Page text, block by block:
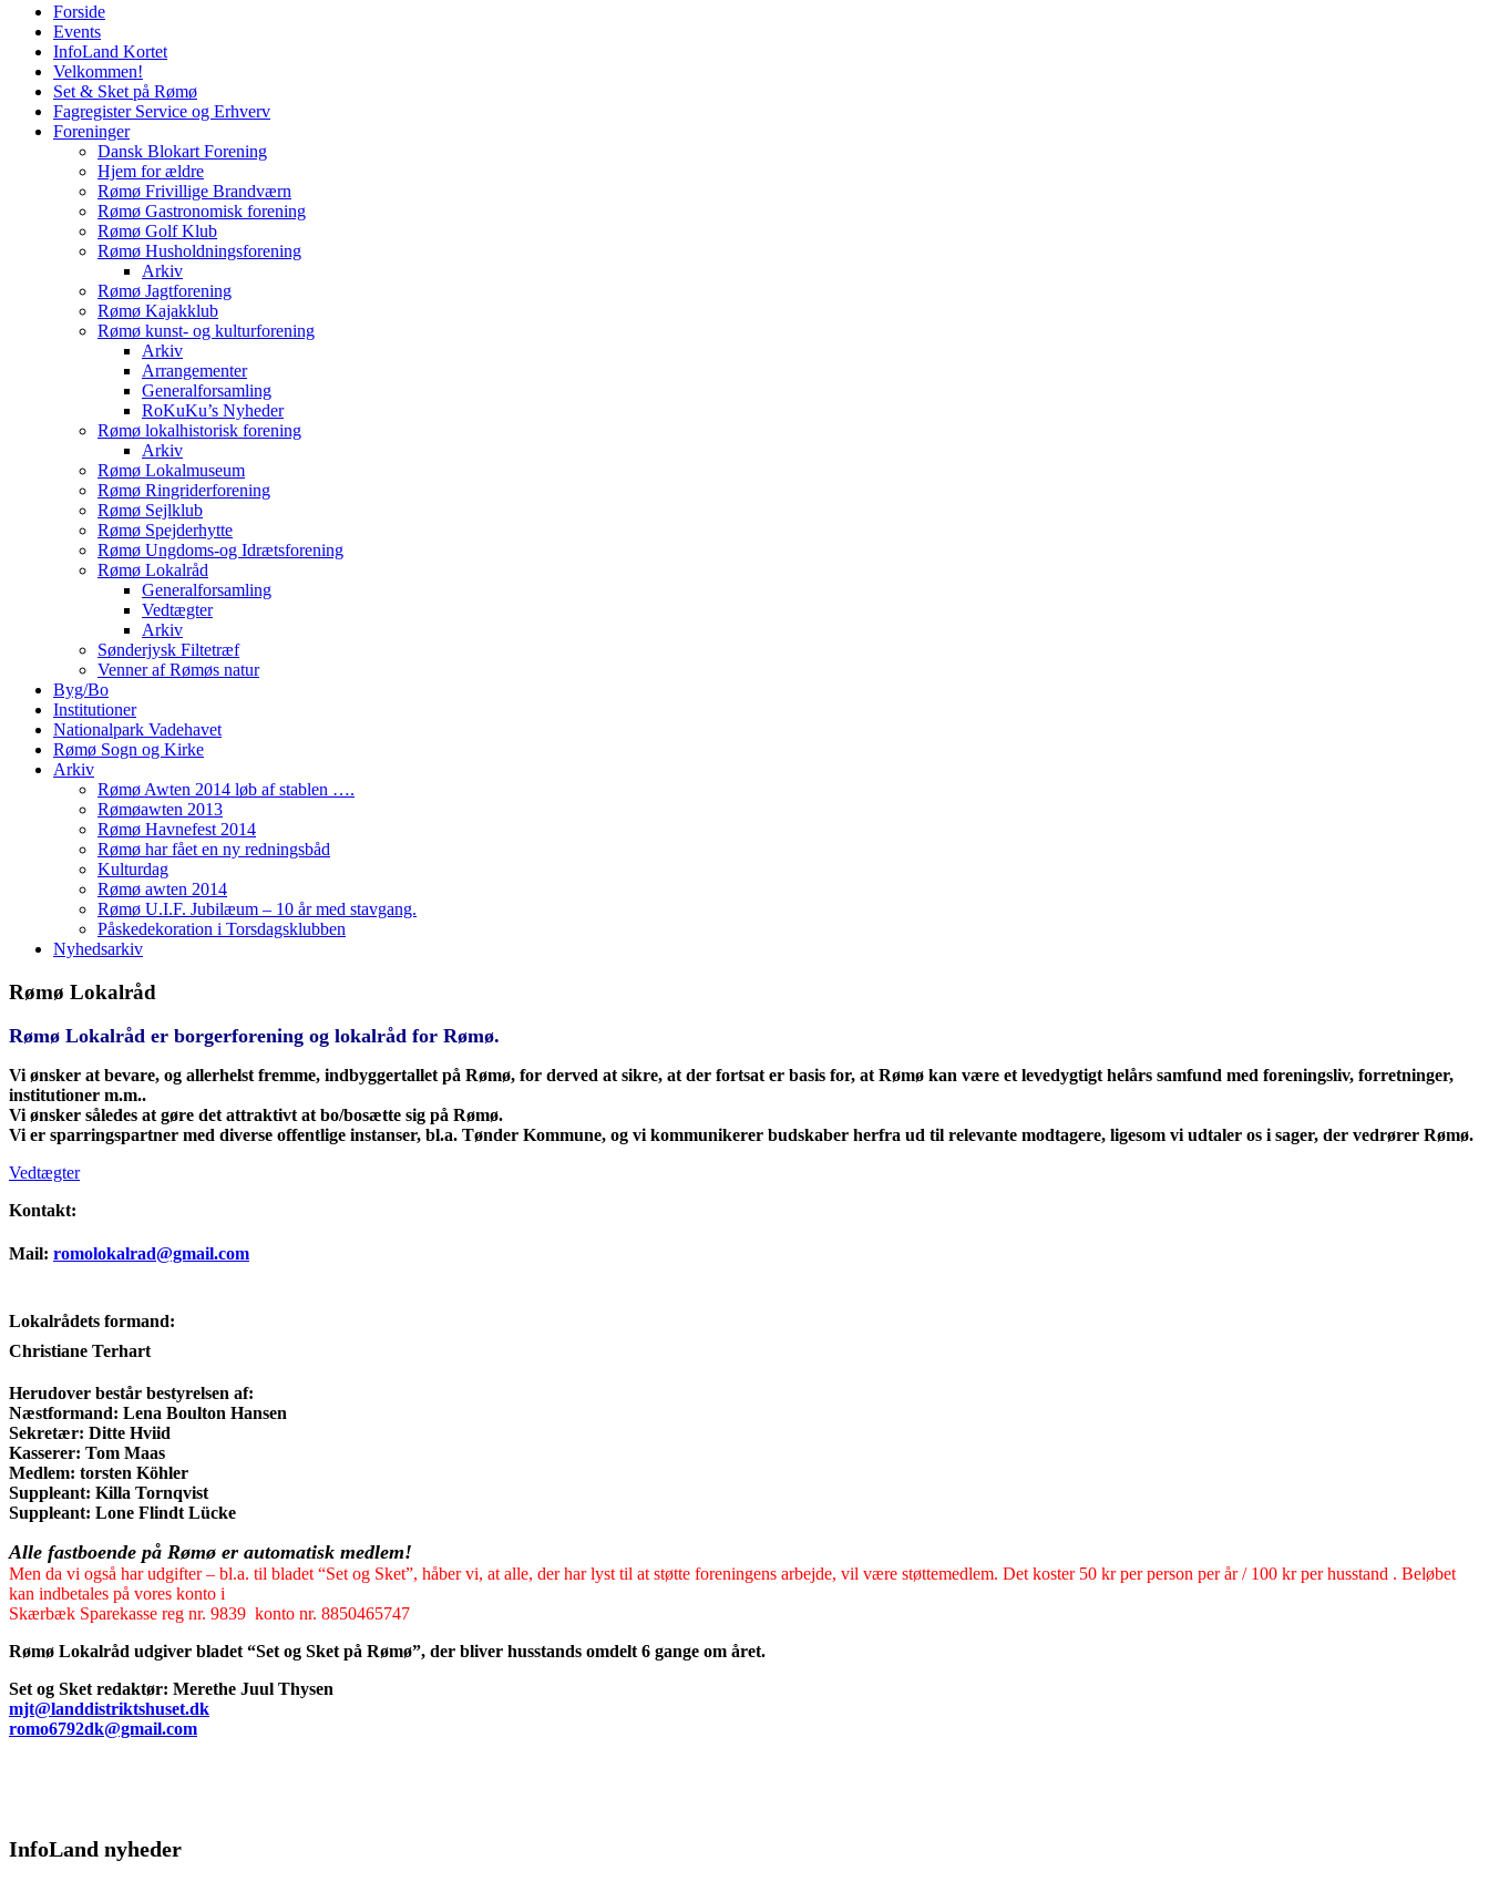
Forside
Events
InfoLand Kortet
Velkommen!
Set & Sket på Rømø
Fagregister Service og Erhverv
Foreninger
Dansk Blokart Forening
Hjem for ældre
Rømø Frivillige Brandværn
Rømø Gastronomisk forening
Rømø Golf Klub
Rømø Husholdningsforening
Arkiv
Rømø Jagtforening
Rømø Kajakklub
Rømø kunst- og kulturforening
Arkiv
Arrangementer
Generalforsamling
RoKuKu’s Nyheder
Rømø lokalhistorisk forening
Arkiv
Rømø Lokalmuseum
Rømø Ringriderforening
Rømø Sejlklub
Rømø Spejderhytte
Rømø Ungdoms-og Idrætsforening
Rømø Lokalråd
Generalforsamling
Vedtægter
Arkiv
Sønderjysk Filtetræf
Venner af Rømøs natur
Byg/Bo
Institutioner
Nationalpark Vadehavet
Rømø Sogn og Kirke
Arkiv
Rømø Awten 2014 løb af stablen ….
Rømøawten 2013
Rømø Havnefest 2014
Rømø har fået en ny redningsbåd
Kulturdag
Rømø awten 2014
Rømø U.I.F. Jubilæum – 10 år med stavgang.
Påskedekoration i Torsdagsklubben
Nyhedsarkiv
Rømø Lokalråd
Rømø Lokalråd er borgerforening og lokalråd for Rømø.
Vi ønsker at bevare, og allerhelst fremme, indbyggertallet på Rømø, for derved at sikre, at der fortsat er basis for, at Rømø kan være et levedygtigt helårs samfund med foreningsliv, forretninger,
institutioner m.m..
Vi ønsker således at gøre det attraktivt at bo/bosætte sig på Rømø.
Vi er sparringspartner med diverse offentlige instanser, bl.a. Tønder Kommune, og vi kommunikerer budskaber herfra ud til relevante modtagere, ligesom vi udtaler os i sager, der vedrører Rømø.
Vedtægter
Kontakt:
Mail: romolokalrad@gmail.com
Lokalrådets formand:
Christiane Terhart
Herudover består bestyrelsen af:
Næstformand: Lena Boulton Hansen
Sekretær: Ditte Hviid
Kasserer: Tom Maas
Medlem: torsten Köhler
Suppleant: Killa Tornqvist
Suppleant: Lone Flindt Lücke
Alle fastboende på Rømø er automatisk medlem!
Men da vi også har udgifter – bl.a. til bladet “Set og Sket”, håber vi, at alle, der har lyst til at støtte foreningens arbejde, vil være støttemedlem. Det koster 50 kr per person per år / 100 kr per husstand . Beløbet
kan indbetales på vores konto i
Skærbæk Sparekasse reg nr. 9839 konto nr. 8850465747
Rømø Lokalråd udgiver bladet “Set og Sket på Rømø”, der bliver husstands omdelt 6 gange om året.
Set og Sket redaktør: Merethe Juul Thysen
mjt@landdistriktshuset.dk
romo6792dk@gmail.com
InfoLand nyheder